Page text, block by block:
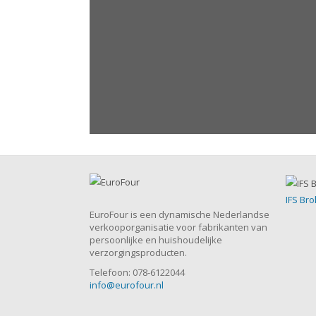
EuroFour is een dynamische Nederlandse
verkooporganisatie voor fabrikanten van
persoonlijke en huishoudelijke
verzorgingsproducten.
Telefoon: 078-6122044
info@eurofour.nl
IFS